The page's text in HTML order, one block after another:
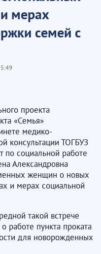
мерах
семей с
проекта
«Семья»
медико-
консультации ТОГБУЗ
социальной работе
Александровна
женщин о новых
и мерах социальной
такой встрече
работе пункта проката
для новорожденных